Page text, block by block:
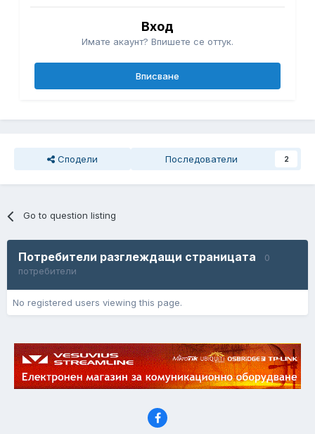
Вход
Имате акаунт? Впишете се оттук.
Вписване
Сподели Последователи 2
Go to question listing
Потребители разглеждащи страницата
0
потребители
No registered users viewing this page.